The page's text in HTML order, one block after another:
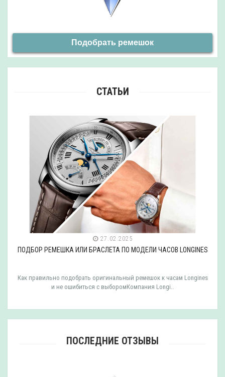
Подобрать ремешок
СТАТЬИ
27.02.2025
ПОДБОР РЕМЕШКА ИЛИ БРАСЛЕТА ПО МОДЕЛИ ЧАСОВ LONGINES
Как правильно подобрать оригинальный ремешок к часам Longines
и не ошибиться с выборомКомпания Longi..
ПОСЛЕДНИЕ ОТЗЫВЫ